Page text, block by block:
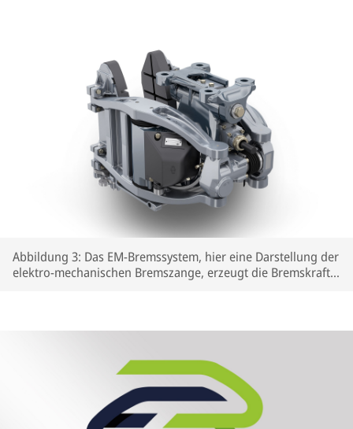
Abbildung 3: Das EM-Bremssystem, hier eine Darstellung der
elektro-mechanischen Bremszange, erzeugt die Bremskraft